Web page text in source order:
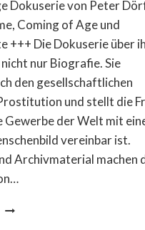
Dokuserie von Peter
Coming of Age und
+++ Die Dokuserie über
nur Biografie. Sie
den gesellschaftlichen
und stellt die
Gewerbe der Welt mit
vereinbar ist.
Archivmaterial machen
DREITEILIGE